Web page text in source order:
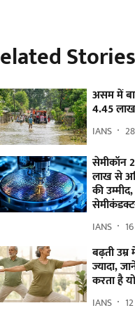
Stories
असम में
4.45 लाख
IANS
सेमीकॉन
लाख से
की
IANS
बढ़ती
ज्यादा,
करता है
IANS